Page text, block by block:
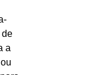
de
a